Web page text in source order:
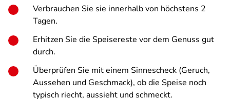
Verbrauchen Sie sie innerhalb von höchstens 2
Tagen.
Erhitzen Sie die Speisereste vor dem Genuss gut
durch.
Überprüfen Sie mit einem Sinnescheck (Geruch,
Aussehen und Geschmack), ob die Speise noch
typisch riecht, aussieht und schmeckt.